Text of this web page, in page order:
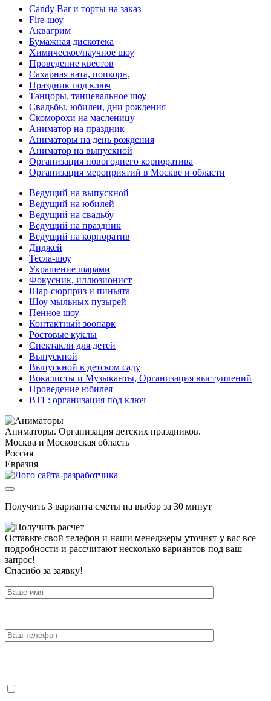
Candy Bar и торты на заказ
Fire-шоу
Аквагрим
Бумажная дискотека
Химическое/научное шоу
Проведение квестов
Сахарная вата, попкорн,
Праздник под ключ
Танцоры, танцевальное шоу
Свадьбы, юбилеи, дни рождения
Скоморохи на масленицу
Аниматор на праздник
Аниматоры на день рождения
Аниматор на выпускной
Организация новогоднего корпоратива
Организация мероприятий в Москве и области
Ведущий на выпускной
Ведущий на юбилей
Ведущий на свадьбу
Ведущий на праздник
Ведущий на корпоратив
Диджей
Тесла-шоу
Украшение шарами
Фокусник, иллюзионист
Шар-сюрприз и пиньята
Шоу мыльных пузырей
Пенное шоу
Контактный зоопарк
Ростовые куклы
Спектакли для детей
Выпускной
Выпускной в детском саду
Вокалисты и Музыканты, Организация выступлений
Проведение юбилея
BTL: организация под ключ
Аниматоры. Организация детских праздников.
Москва и Московская область
Россия
Евразия
Получить 3 варианта сметы на выбор за 30 минут
Оставьте свой телефон и наши менеджеры уточнят у вас все
подробности и рассчитают несколько вариантов под ваш
запрос!
Спасибо за заявку!